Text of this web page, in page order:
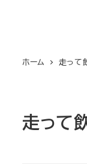
ホーム 走って
走って